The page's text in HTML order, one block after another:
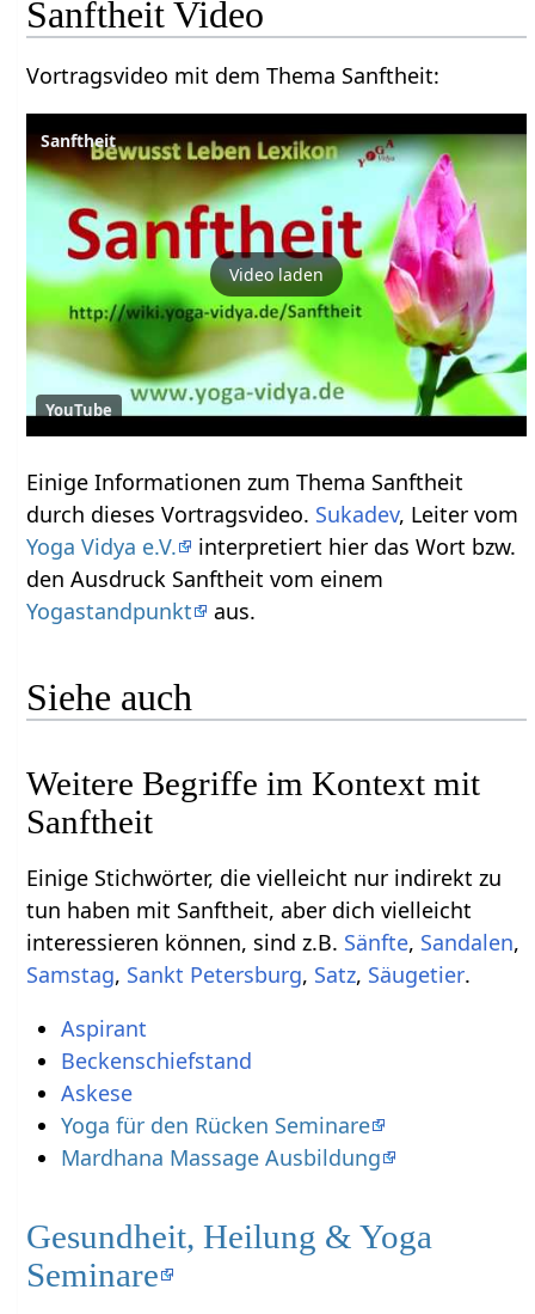
Sanftheit‏‎ Video
Vortragsvideo mit dem Thema Sanftheit‏‎:
Sanftheit
Video laden
YouTube
Einige Informationen zum Thema Sanftheit‏‎
durch dieses Vortragsvideo. Sukadev, Leiter vom
Yoga Vidya e.V.
interpretiert hier das Wort bzw.
den Ausdruck Sanftheit‏‎ vom einem
Yogastandpunkt
aus.
Siehe auch
Weitere Begriffe im Kontext mit
Einige Stichwörter, die vielleicht nur indirekt zu
tun haben mit Sanftheit‏‎, aber dich vielleicht
interessieren können, sind z.B.
,
,
, , ,
.
Aspirant
Beckenschiefstand
Askese
Yoga für den Rücken Seminare
Mardhana Massage Ausbildung
Gesundheit, Heilung & Yoga
Seminare